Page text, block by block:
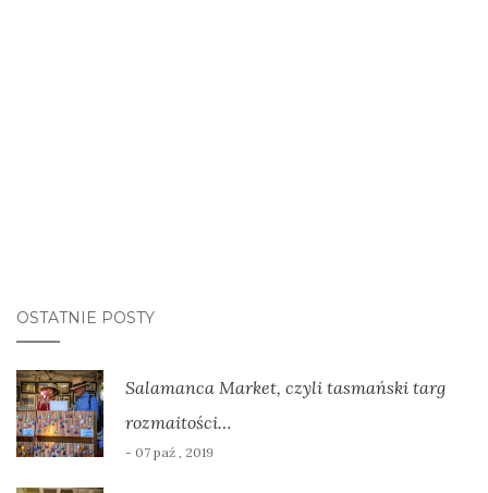
OSTATNIE POSTY
Salamanca Market, czyli tasmański targ
rozmaitości…
- 07 paź , 2019